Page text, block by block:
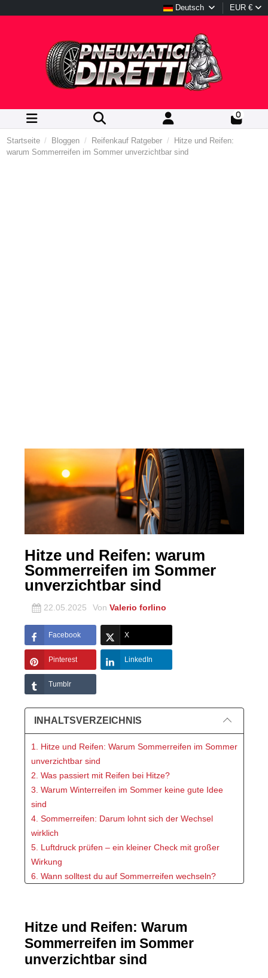
Deutsch EUR €
0
Startseite Bloggen Reifenkauf Ratgeber
Hitze und Reifen:
warum Sommerreifen im Sommer unverzichtbar sind
Hitze und Reifen: warum
Sommerreifen im Sommer
unverzichtbar sind
22.05.2025 Von Valerio forlino
Facebook X
Pinterest LinkedIn
Tumblr
INHALTSVERZEICHNIS
1. Hitze und Reifen: Warum Sommerreifen im Sommer
unverzichtbar sind
2. Was passiert mit Reifen bei Hitze?
3. Warum Winterreifen im Sommer keine gute Idee
sind
4. Sommerreifen: Darum lohnt sich der Wechsel
wirklich
5. Luftdruck prüfen – ein kleiner Check mit großer
Wirkung
6. Wann solltest du auf Sommerreifen wechseln?
Hitze und Reifen: Warum
Sommerreifen im Sommer
unverzichtbar sind